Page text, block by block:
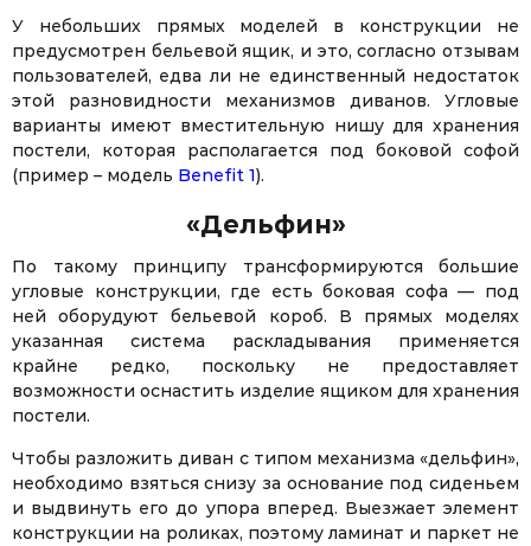
У небольших прямых моделей в конструкции не
предусмотрен бельевой ящик, и это, согласно отзывам
пользователей, едва ли не единственный недостаток
этой разновидности механизмов диванов. Угловые
варианты имеют вместительную нишу для хранения
постели, которая располагается под боковой софой
(пример – модель Benefit 1).
«Дельфин»
По такому принципу трансформируются большие
угловые конструкции, где есть боковая софа — под
ней оборудуют бельевой короб. В прямых моделях
указанная система раскладывания применяется
крайне редко, поскольку не предоставляет
возможности оснастить изделие ящиком для хранения
постели.
Чтобы разложить диван с типом механизма «дельфин»,
необходимо взяться снизу за основание под сиденьем
и выдвинуть его до упора вперед. Выезжает элемент
конструкции на роликах, поэтому ламинат и паркет не